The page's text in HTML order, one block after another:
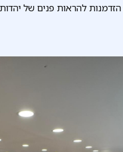
הזדמנות להראות פנים של